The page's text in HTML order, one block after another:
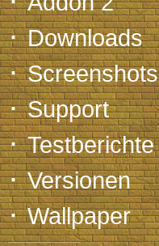
·Downloads
·Screenshots
·Support
·Testberichte
·Versionen
·Wallpaper